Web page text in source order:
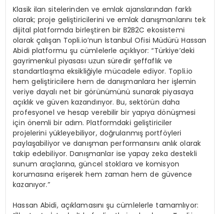
Klasik ilan sitelerinden ve emlak ajanslarından farklı
olarak; proje geliştiricilerini ve emlak danışmanlarını tek
dijital platformda birleştiren bir B2B2C ekosistemi
olarak çalışan Topli.io’nun İstanbul Ofisi Müdürü Hassan
Abidi platformu şu cümlelerle açıklıyor: “Türkiye’deki
gayrimenkul piyasası uzun süredir şeffaflık ve
standartlaşma eksikliğiyle mücadele ediyor. Topli.io
hem geliştiricilere hem de danışmanlara her işlemin
veriye dayalı net bir görünümünü sunarak piyasaya
açıklık ve güven kazandırıyor. Bu, sektörün daha
profesyonel ve hesap verebilir bir yapıya dönüşmesi
için önemli bir adım. Platformdaki geliştiriciler
projelerini yükleyebiliyor, doğrulanmış portföyleri
paylaşabiliyor ve danışman performansını anlık olarak
takip edebiliyor. Danışmanlar ise yapay zeka destekli
sunum araçlarına, güncel stoklara ve komisyon
korumasına erişerek hem zaman hem de güvence
kazanıyor.”
Hassan Abidi, açıklamasını şu cümlelerle tamamlıyor: